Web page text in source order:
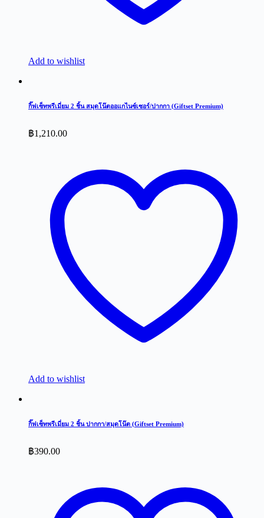
Add to wishlist
กิ๊ฟเซ็ทพรีเมี่ยม 2 ชิ้น สมุดโน๊ตออแกไนซ์เซอร์/ปากกา (Giftset Premium)
฿1,210.00
Add to wishlist
กิ๊ฟเซ็ทพรีเมี่ยม 2 ชิ้น ปากกา/สมุดโน๊ต (Giftset Premium)
฿390.00